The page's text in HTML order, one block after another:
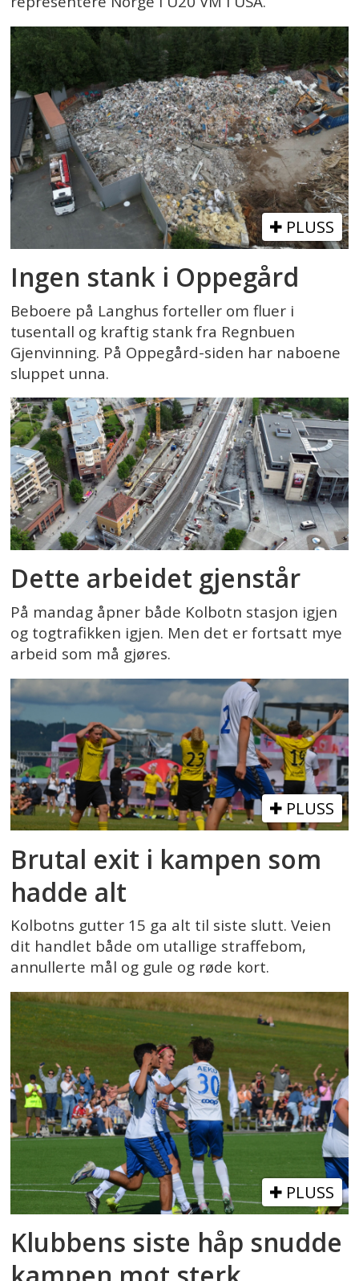
PLUSS
Ingen stank i Oppegård
Beboere på Langhus forteller om fluer i
tusentall og kraftig stank fra Regnbuen
Gjenvinning. På Oppegård-siden har naboene
sluppet unna.
Dette arbeidet gjenstår
På mandag åpner både Kolbotn stasjon igjen
og togtrafikken igjen. Men det er fortsatt mye
arbeid som må gjøres.
PLUSS
Brutal exit i kampen som
hadde alt
Kolbotns gutter 15 ga alt til siste slutt. Veien
dit handlet både om utallige straffebom,
annullerte mål og gule og røde kort.
PLUSS
Klubbens siste håp snudde